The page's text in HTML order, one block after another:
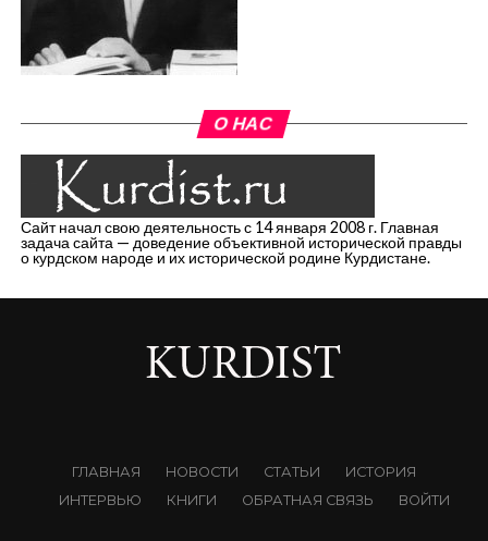
О НАС
Сайт начал свою деятельность с 14 января 2008 г. Главная
задача сайта — доведение объективной исторической правды
о курдском народе и их исторической родине Курдистане.
ГЛАВНАЯ НОВОСТИ СТАТЬИ
ИСТОРИЯ
ИНТЕРВЬЮ
КНИГИ ОБРАТНАЯ СВЯЗЬ ВОЙТИ